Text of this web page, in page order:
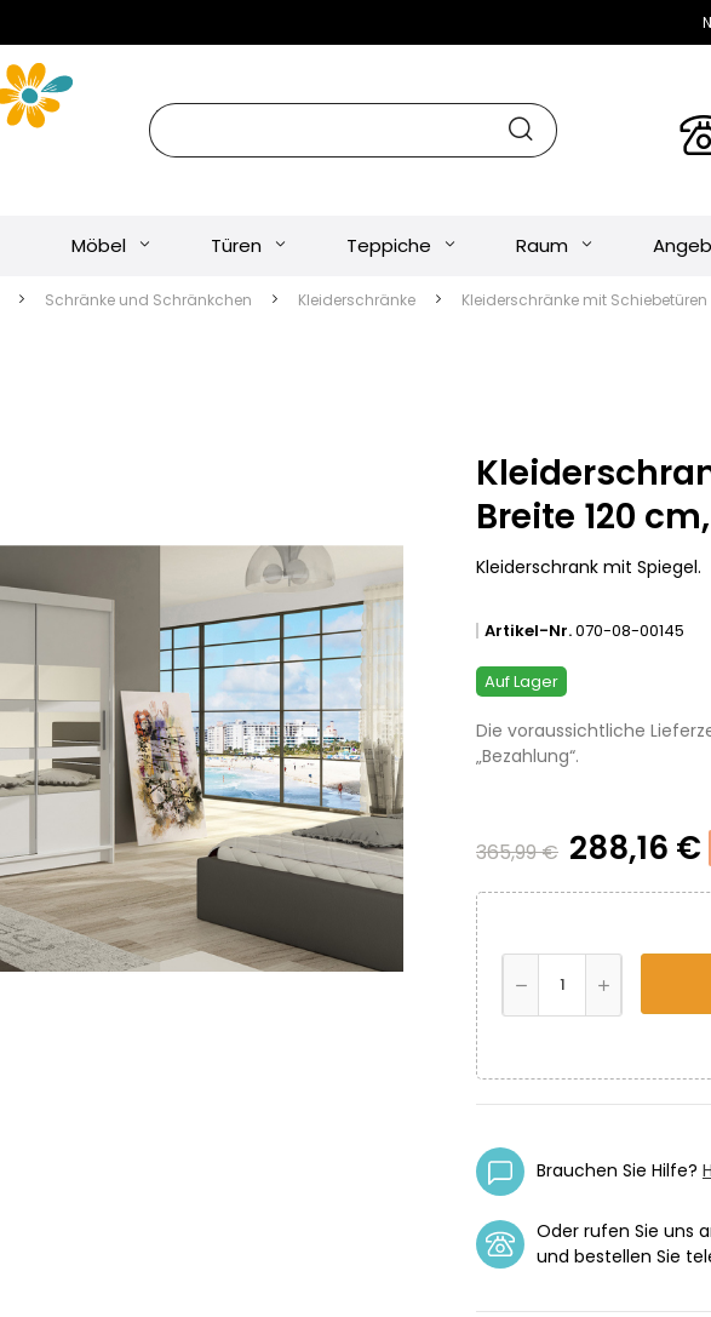
Möbel Türen Teppiche Raum
Schränke und Schränkchen Kleiderschränke
Kleiderschränke mit Schiebetüren
Breite 120
Kleiderschrank mit Spiegel.
Artikel-Nr.070-08-00145
Auf Lager
Die voraussichtliche
„Bezahlung“.
365,99 € 288,16 €
Brauchen Sie Hilfe?
Oder rufen Sie uns
und bestellen Sie